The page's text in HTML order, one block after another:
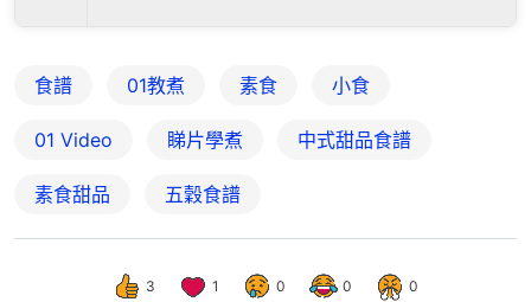
食譜 01教煮 素食 小食
01 Video 睇片學煮 中式甜品食譜
素食甜品 五穀食譜
3 1 0 0 0